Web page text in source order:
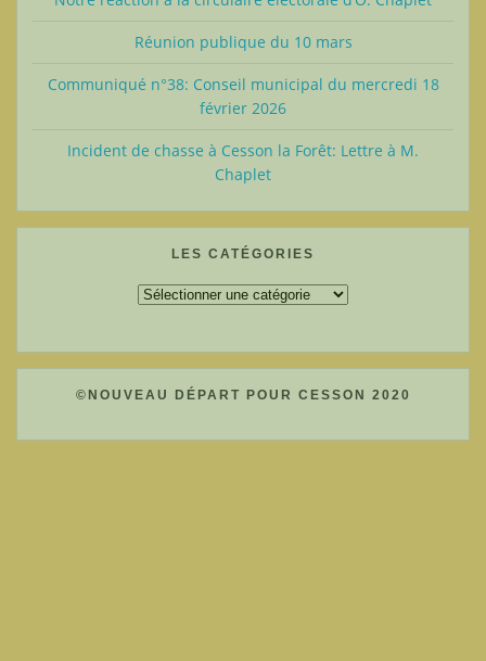
Réunion publique du 10 mars
Communiqué n°38: Conseil municipal du mercredi 18
février 2026
Incident de chasse à Cesson la Forêt: Lettre à M.
Chaplet
LES CATÉGORIES
Les
©NOUVEAU DÉPART POUR CESSON 2020